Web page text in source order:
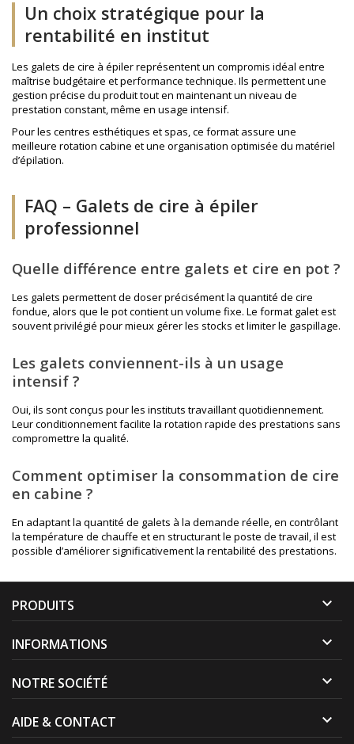
Un choix stratégique pour la
rentabilité en institut
Les galets de cire à épiler représentent un compromis idéal entre
maîtrise budgétaire et performance technique. Ils permettent une
gestion précise du produit tout en maintenant un niveau de
prestation constant, même en usage intensif.
Pour les centres esthétiques et spas, ce format assure une
meilleure rotation cabine et une organisation optimisée du matériel
d’épilation.
FAQ – Galets de cire à épiler
professionnel
Quelle différence entre galets et cire en pot ?
Les galets permettent de doser précisément la quantité de cire
fondue, alors que le pot contient un volume fixe. Le format galet est
souvent privilégié pour mieux gérer les stocks et limiter le gaspillage.
Les galets conviennent-ils à un usage
intensif ?
Oui, ils sont conçus pour les instituts travaillant quotidiennement.
Leur conditionnement facilite la rotation rapide des prestations sans
compromettre la qualité.
Comment optimiser la consommation de cire
en cabine ?
En adaptant la quantité de galets à la demande réelle, en contrôlant
la température de chauffe et en structurant le poste de travail, il est
possible d’améliorer significativement la rentabilité des prestations.
PRODUITS 
INFORMATIONS 
NOTRE SOCIÉTÉ 
AIDE & CONTACT 